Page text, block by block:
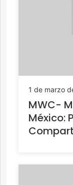
1 de marzo
MWC-
México: